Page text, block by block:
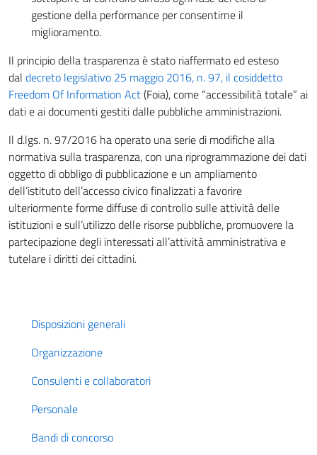
gestione della performance per consentirne il
miglioramento.
Il principio della trasparenza è stato riaffermato ed esteso
dal decreto legislativo 25 maggio 2016, n. 97, il cosiddetto
Freedom Of Information Act(Foia), come “accessibilità totale” ai
dati e ai documenti gestiti dalle pubbliche amministrazioni.
Il d.lgs. n. 97/2016 ha operato una serie di modifiche alla
normativa sulla trasparenza, con una riprogrammazione dei dati
oggetto di obbligo di pubblicazione e un ampliamento
dell’istituto dell’accesso civico finalizzati a favorire
ulteriormente forme diffuse di controllo sulle attività delle
istituzioni e sull’utilizzo delle risorse pubbliche, promuovere la
partecipazione degli interessati all’attività amministrativa e
tutelare i diritti dei cittadini.
Disposizioni generali
Organizzazione
Consulenti e collaboratori
Personale
Bandi di concorso